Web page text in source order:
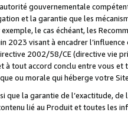
gouvernementale
et la garantie que les
le cas échéant, les
2023 visant à encadrer
2002/58/CE (directive vie
à tout accord conclu entre vous
ou morale qui héberge votre
que la garantie de l’exactitude,
lié au Produit et toutes les